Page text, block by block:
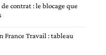
contrat : le blocage que
France Travail : tableau